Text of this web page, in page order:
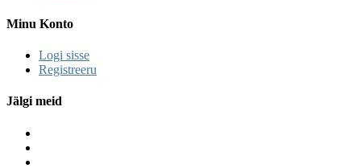
Minu Konto
Logi sisse
Registreeru
Jälgi meid